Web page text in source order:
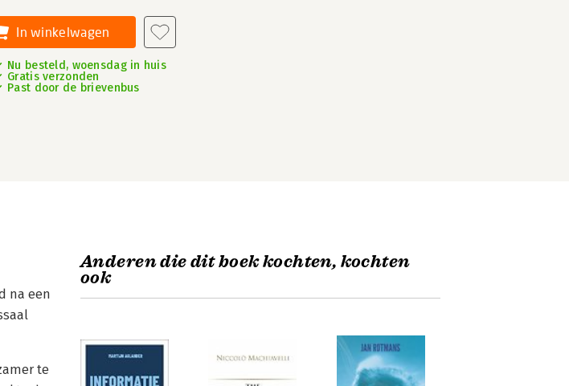
In winkelwagen
Nu besteld, woensdag in huis
Gratis verzonden
Past door de brievenbus
na een
te
Anderen die dit boek kochten, kochten
ook